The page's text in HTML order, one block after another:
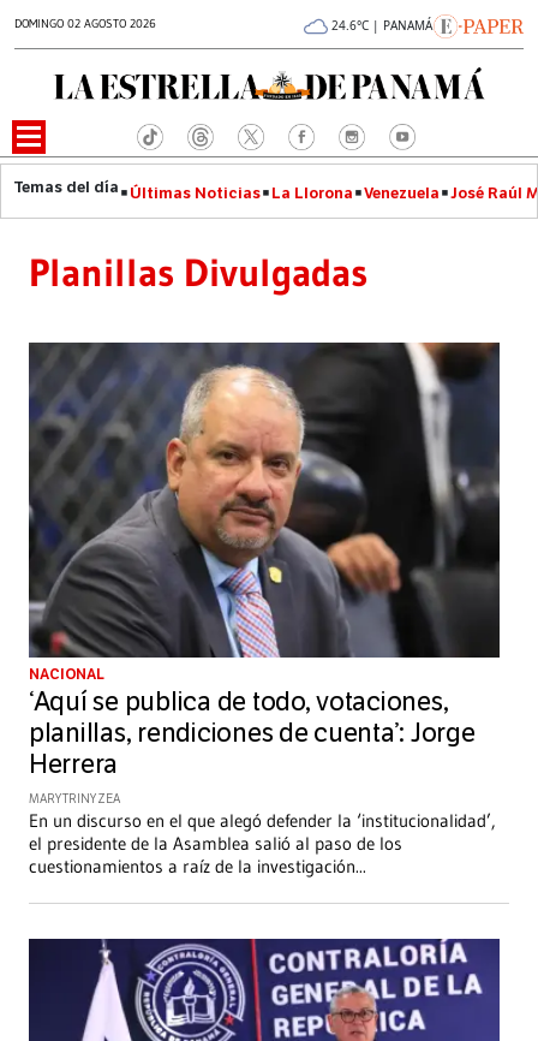
DOMINGO 02 AGOSTO 2026 24.6°C | PANAMÁ
Últimas Noticias La Llorona Venezuela José Raúl
Planillas Divulgadas
NACIONAL
‘Aquí se publica de todo, votaciones,
planillas, rendiciones de cuenta’: Jorge
Herrera
MARY TRINY ZEA
En un discurso en el que alegó defender la ‘institucionalidad’,
el presidente de la Asamblea salió al paso de los
cuestionamientos a raíz de la investigación...